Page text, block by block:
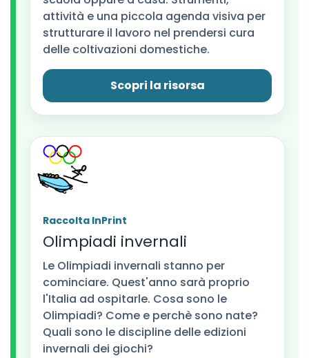
attività e una piccola agenda visiva per
strutturare il lavoro nel prendersi cura
delle coltivazioni domestiche.
Scopri la risorsa
Raccolta InPrint
Olimpiadi invernali
Le Olimpiadi invernali stanno per
cominciare. Quest'anno sarà proprio
l'Italia ad ospitarle. Cosa sono le
Olimpiadi? Come e perchè sono nate?
Quali sono le discipline delle edizioni
invernali dei giochi?